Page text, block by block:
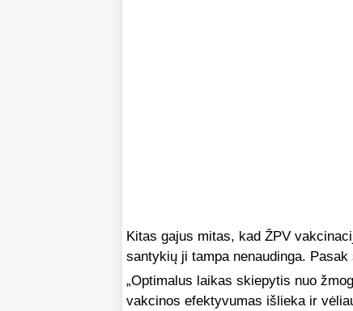
Kitas gajus mitas, kad ŽPV
santykių ji tampa nenaudinga.
„Optimalus laikas skiepytis nuo
vakcinos efektyvumas išlieka ir